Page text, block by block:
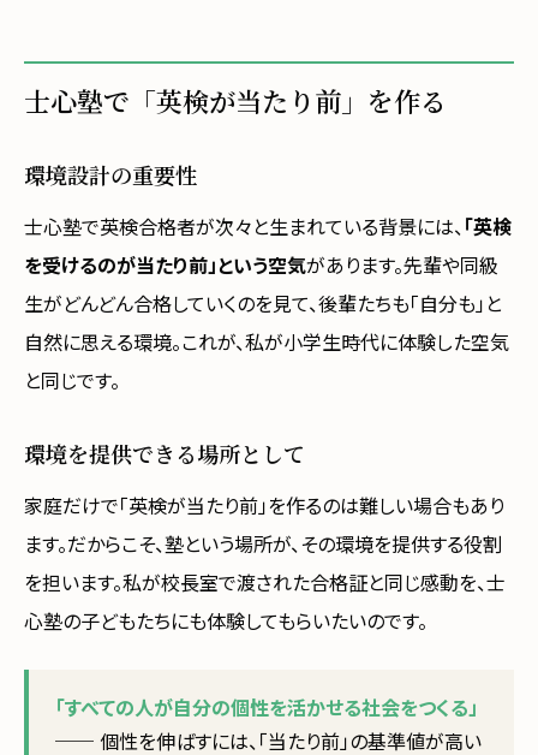
士心塾で「英検が当たり前」を作る
環境設計の重要性
士心塾で英検合格者が次々と生まれている背景には、 「英検
を受けるのが当たり前」という空気があります。先輩や同級
生がどんどん合格していくのを見て、後輩たちも「自分も」と
自然に思える環境。これが、私が小学生時代に体験した空気
と同じです。
環境を提供できる場所として
家庭だけで「英検が当たり前」を作るのは難しい場合もあり
ます。だからこそ、塾という場所が、その環境を提供する役割
を担います。私が校長室で渡された合格証と同じ感動を、士
心塾の子どもたちにも体験してもらいたいのです。
「すべての人が自分の個性を活かせる社会をつくる」
── 個性を伸ばすには、「当たり前」の基準値が高い